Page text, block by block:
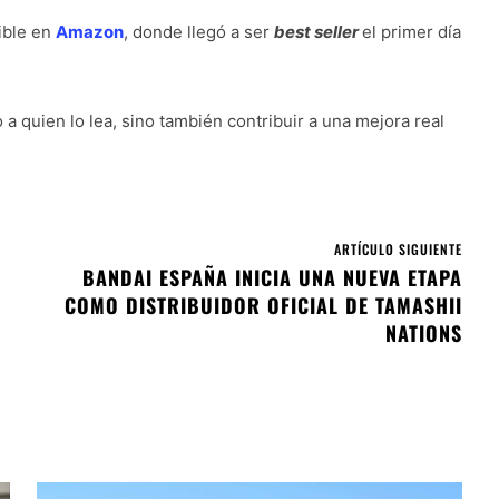
en Amazon, donde llegó a ser best sellerel primer día
quien lo lea, sino también contribuir a una mejora real
ARTÍCULO SIGUIENTE
BANDAI ESPAÑA INICIA UNA NUEVA ETAPA
COMO DISTRIBUIDOR OFICIAL DE TAMASHII
NATIONS